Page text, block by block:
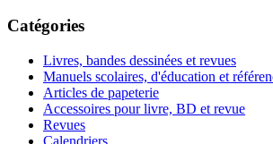
Catégories
Livres, bandes dessinées et revues
Manuels scolaires, d'éducation et
Articles de papeterie
Accessoires pour livre, BD et revue
Revues
Calendriers